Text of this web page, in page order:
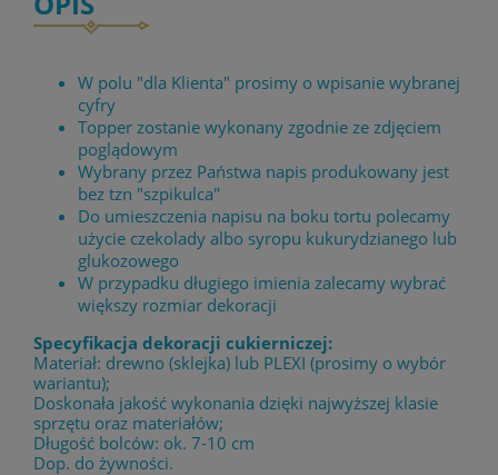
W polu "dla Klienta" prosimy o wpisanie wybranej
cyfry
Topper zostanie wykonany zgodnie ze zdjęciem
poglądowym
Wybrany przez Państwa napis produkowany jest
bez tzn "szpikulca"
Do umieszczenia napisu na boku tortu polecamy
użycie czekolady albo syropu kukurydzianego lub
glukozowego
W przypadku długiego imienia zalecamy wybrać
większy rozmiar dekoracji
Specyfikacja dekoracji cukierniczej:
Materiał: drewno (sklejka) lub PLEXI (prosimy o wybór
wariantu);
Doskonała jakość wykonania dzięki najwyższej klasie
sprzętu oraz materiałów;
Długość bolców: ok. 7-10 cm
Dop. do żywności.